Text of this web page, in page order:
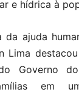
e hídrica à
da ajuda
Lima
Governo
em